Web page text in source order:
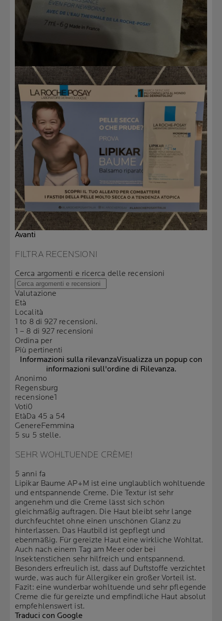
Avanti
FILTRA RECENSIONI
Cerca argomenti e ricerca delle recensioni
Valutazione
Età
Località
1 to 8 di 927 recensioni.
1 – 8 di 927 recensioni
Ordina per
Più pertinenti
Informazioni sulla rilevanzaVisualizza un popup con
informazioni sull'ordine di Rilevanza.
Anonimo
Regensburg
recensione1
Voti0
EtàDa 45 a 54
GenereFemmina
5 su 5 stelle.
SEHR WOHLTUENDE CRÈME!
5 anni fa
Lipikar Baume AP+M ist eine unglaublich wohltuende
und entspannende Creme. Die Textur ist sehr
angenehm und die Creme lässt sich schön
gleichmäßig auftragen. Die Haut bleibt sehr lange
durchfeuchtet ohne einen unschönen Glanz zu
hinterlassen. Das Hautbild ist gepflegt und
ebenmäßig. Für gereizte Haut eine wirkliche Wohltat.
Auch nach einem Tag am Meer oder bei
Insektenstichen sehr hilfreich und entspannend.
Besonders erfreulich ist, dass auf Duftstoffe verzichtet
wurde, was auch für Allergiker ein großer Vorteil ist.
Fazit: eine wunderbar wohltuende und sehr pflegende
Creme die für gereizte und empfindliche Haut absolut
empfehlenswert ist.
Traduci con Google